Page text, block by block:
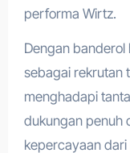
performa Wirtz.
Dengan
sebagai rekrutan
menghadapi
dukungan penuh
kepercayaan